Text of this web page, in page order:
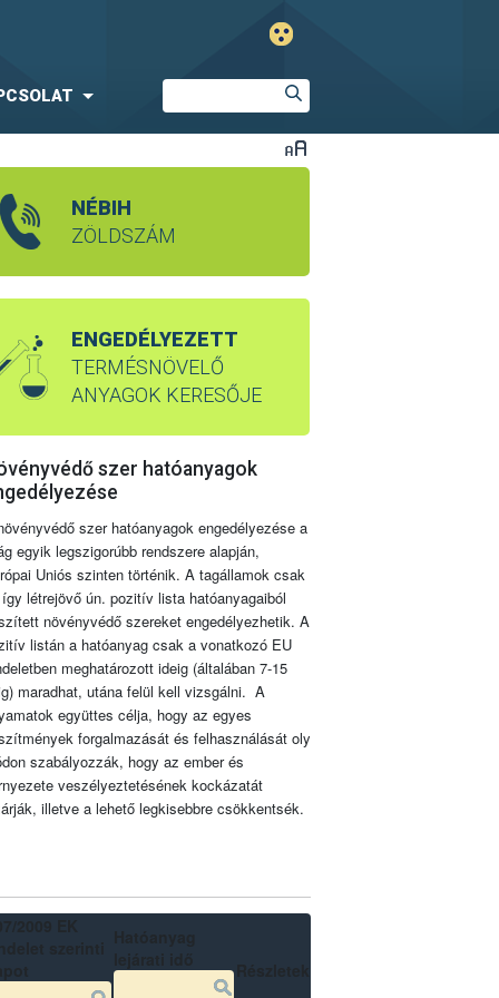
NÉBIH
ZÖLDSZÁM
ENGEDÉLYEZETT
TERMÉSNÖVELŐ
ANYAGOK KERESŐJE
szer hatóanyagok
szer hatóanyagok engedélyezése a
egyik legszigorúbb rendszere alapján,
Uniós szinten történik. A tagállamok csak
létrejövő ún. pozitív lista hatóanyagaiból
növényvédő szereket engedélyezhetik. A
listán a hatóanyag csak a vonatkozó EU
meghatározott ideig (általában 7-15
maradhat, utána felül kell vizsgálni. A
együttes célja, hogy az egyes
forgalmazását és felhasználását oly
szabályozzák, hogy az ember és
veszélyeztetésének kockázatát
illetve a lehető legkisebbre csökkentsék.